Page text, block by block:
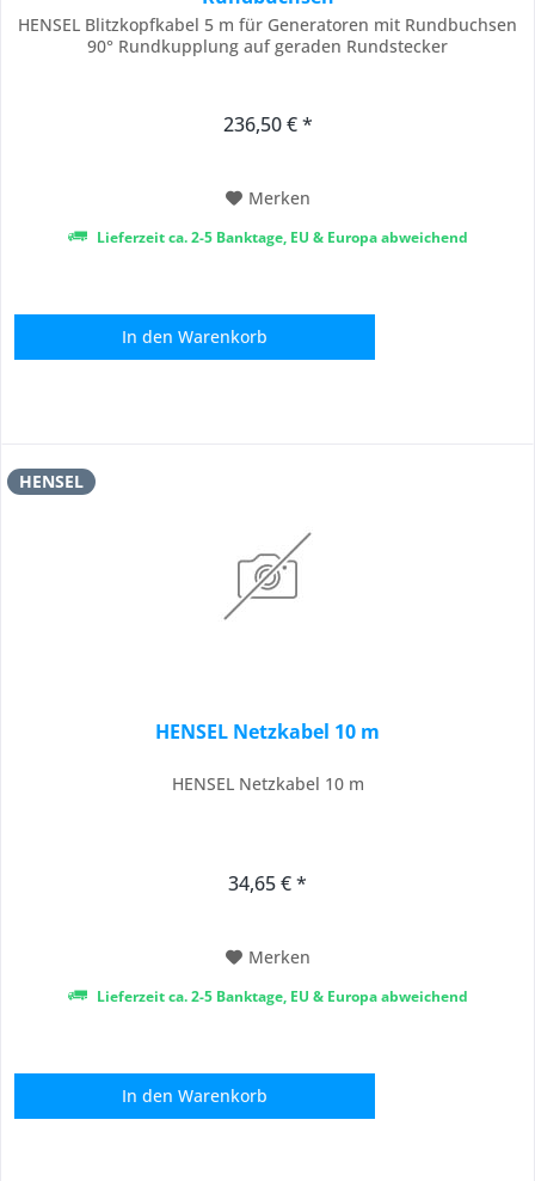
HENSEL Blitzkopfkabel 5 m für Generatoren mit Rundbuchsen
90° Rundkupplung auf geraden Rundstecker
236,50 € *
Merken
Lieferzeit ca. 2-5 Banktage, EU & Europa abweichend
In den Warenkorb
HENSEL
HENSEL Netzkabel 10 m
HENSEL Netzkabel 10 m
34,65 € *
Merken
Lieferzeit ca. 2-5 Banktage, EU & Europa abweichend
In den Warenkorb